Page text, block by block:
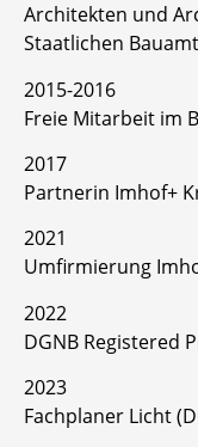
Architekten und
Staatlichen
2015-2016
Freie Mitarbeit im
2017
Partnerin Imhof+
2021
Umfirmierung
2022
DGNB Registered
2023
Fachplaner Licht